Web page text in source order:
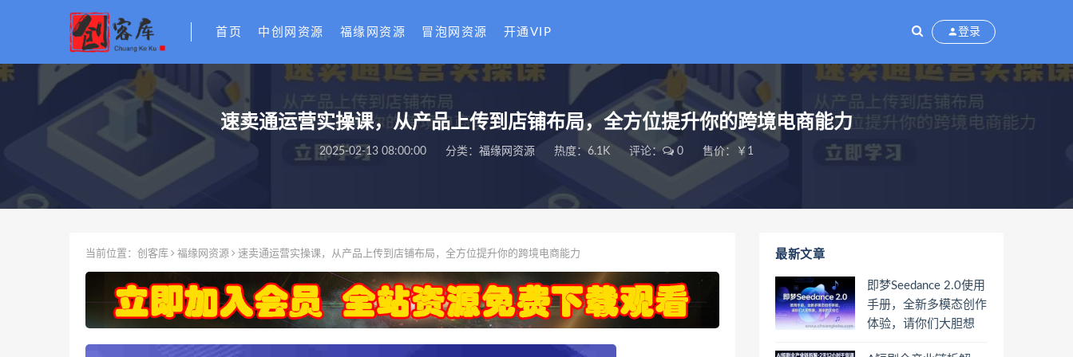
首页 中创网资源 福缘网资源 冒泡网资源 开通VIP 登录
速卖通运营实操课，从产品上传到店铺布局，全方位提升你的跨境电商能力
2025-02-13 08:00:00 分类： 福缘网资源 热度：6.1K 评论： 0 售价：￥1
当前位置： 创客库 福缘网资源 速卖通运营实操课，从产品上传到店铺布局，全方位提升你的跨境电商能力 最新文章
即梦Seedance 2.0使用
手册，全新多模态创作
体验，请你们大胆想